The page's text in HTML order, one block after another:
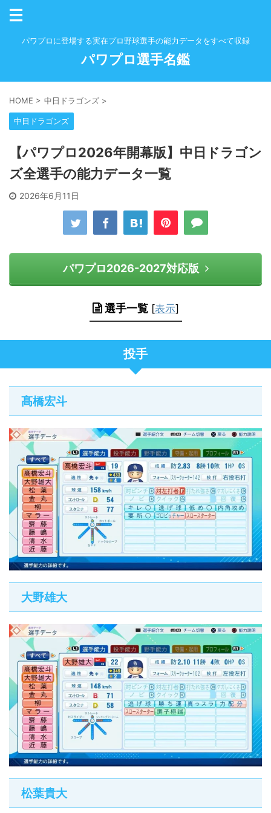
パワプロに登場する実在プロ野球選手の能力データをすべて収録
パワプロ選手名鑑
HOME > 中日ドラゴンズ >
中日ドラゴンズ
【パワプロ2026年開幕版】中日ドラゴン
ズ全選手の能力データ一覧
2026年6月11日
パワプロ2026-2027対応版
選手一覧 [表示]
投手
髙橋宏斗
大野雄大
松葉貴大